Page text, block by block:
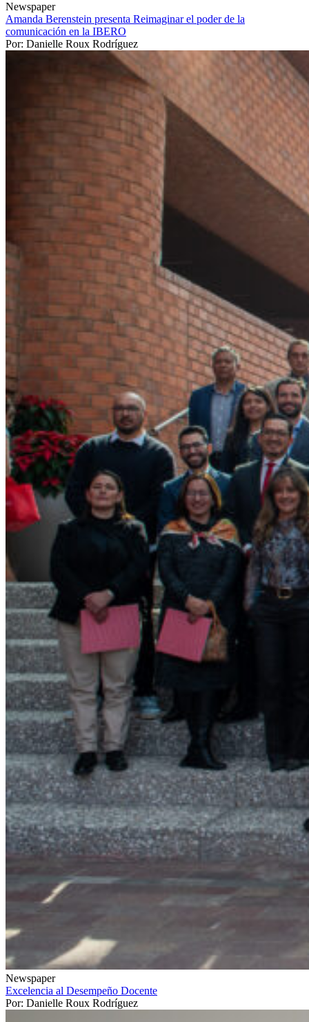
Newspaper
Amanda Berenstein presenta Reimaginar el poder de la
comunicación en la IBERO
Por: Danielle Roux Rodríguez
Newspaper
Excelencia al Desempeño Docente
Por: Danielle Roux Rodríguez